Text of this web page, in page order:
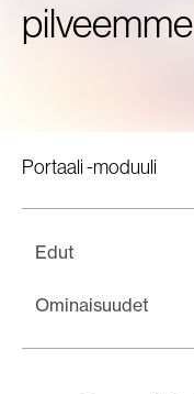
pilveemme
Portaali -moduuli
Edut
Ominaisuudet